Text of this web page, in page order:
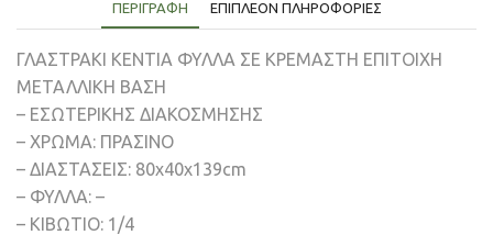
ΠΕΡΙΓΡΑΦΉ ΕΠΙΠΛΈΟΝ ΠΛΗΡΟΦΟΡΊΕΣ
ΓΛΑΣΤΡΑΚΙ ΚΕΝΤΙΑ ΦΥΛΛΑ ΣΕ ΚΡΕΜΑΣΤΗ ΕΠΙΤΟΙΧΗ
ΜΕΤΑΛΛΙΚΗ ΒΑΣΗ
– ΕΣΩΤΕΡΙΚΗΣ ΔΙΑΚΟΣΜΗΣΗΣ
– ΧΡΩΜΑ: ΠΡΑΣΙΝΟ
– ΔΙΑΣΤΑΣΕΙΣ: 80x40x139cm
– ΦΥΛΛΑ: –
– ΚΙΒΩΤΙΟ: 1/4